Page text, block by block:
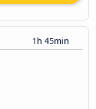
1h 45min